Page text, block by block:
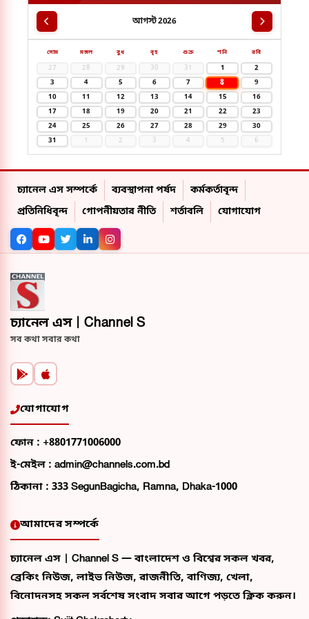
আগস্ট 2026
সোম মঙ্গল বুধ বৃহ শুক্র শনি রবি
27 28 29 30 31 1
2
3
4 5 6 7 8
9
10
11 12 13 14 15
16
17
18 19 20 21 22
23
24
25 26 27 28 29
30
31
1 2 3 4 5 6
চ্যানেল এস সম্পর্কে ব্যবস্থাপনা পর্ষদ
কর্মকর্তাবৃন্দ
প্রতিনিধিবৃন্দ
গোপনীয়তার নীতি শর্তাবলি যোগাযোগ
চ্যানেল এস | Channel S
সব কথা সবার কথা
যোগাযোগ
ফোন : +8801771006000
ই-মেইল : admin@channels.com.bd
ঠিকানা : 333 SegunBagicha, Ramna, Dhaka-1000
আমাদের সম্পর্কে
চ্যানেল এস | Channel S — বাংলাদেশ ও বিশ্বের সকল খবর,
ব্রেকিং নিউজ, লাইভ নিউজ, রাজনীতি, বাণিজ্য, খেলা,
বিনোদনসহ সকল সর্বশেষ সংবাদ সবার আগে পড়তে ক্লিক করুন।